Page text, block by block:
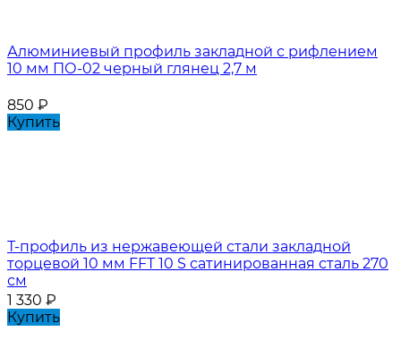
Алюминиевый профиль закладной с рифлением
10 мм ПО-02 черный глянец 2,7 м
850 ₽
Купить
Т-профиль из нержавеющей стали закладной
торцевой 10 мм FFT 10 S сатинированная сталь 270
см
1 330 ₽
Купить